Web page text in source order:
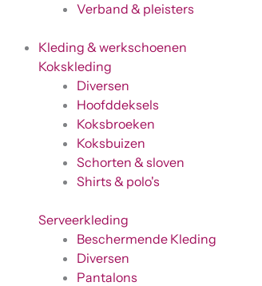
Verband & pleisters
Kleding & werkschoenen
Kokskleding
Diversen
Hoofddeksels
Koksbroeken
Koksbuizen
Schorten & sloven
Shirts & polo's
Serveerkleding
Beschermende Kleding
Diversen
Pantalons